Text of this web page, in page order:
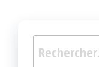
Rechercher :